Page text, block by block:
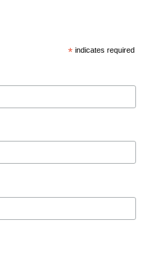
* indicates required